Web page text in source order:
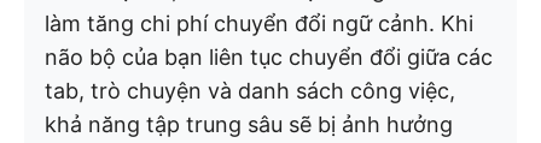
làm tăng chi phí chuyển đổi ngữ cảnh. Khi
não bộ của bạn liên tục chuyển đổi giữa các
tab, trò chuyện và danh sách công việc,
khả năng tập trung sâu sẽ bị ảnh hưởng